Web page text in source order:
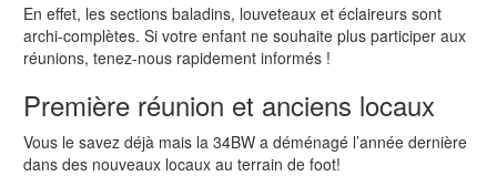
En effet, les sections baladins, louveteaux et éclaireurs sont
archi-complètes. Si votre enfant ne souhaite plus participer aux
réunions, tenez-nous rapidement informés !
Première réunion et anciens locaux
Vous le savez déjà mais la 34BW a déménagé l’année dernière
dans des nouveaux locaux au terrain de foot!